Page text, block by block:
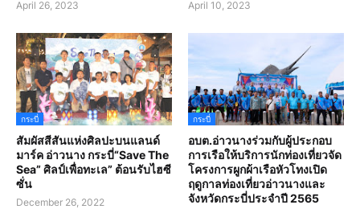
April 26, 2023 April 10, 2023
กระบี่
สัมผัสสีสันแห่งศิลปะบนแลนด์
มาร์ค อ่าวนาง กระบี่“Save The
Sea” ศิลป์เพื่อทะเล” ต้อนรับไฮซี
ซั่น
December 26, 2022
กระบี่
อบต.อ่าวนางร่วมกับผู้ประกอบ
การเรือให้บริการนักท่องเที่ยวจัด
โครงการผูกผ้าเรือหัวโทงเปิด
ฤดูกาลท่องเที่ยวอ่าวนางและ
จังหวัดกระบี่ประจำปี 2565